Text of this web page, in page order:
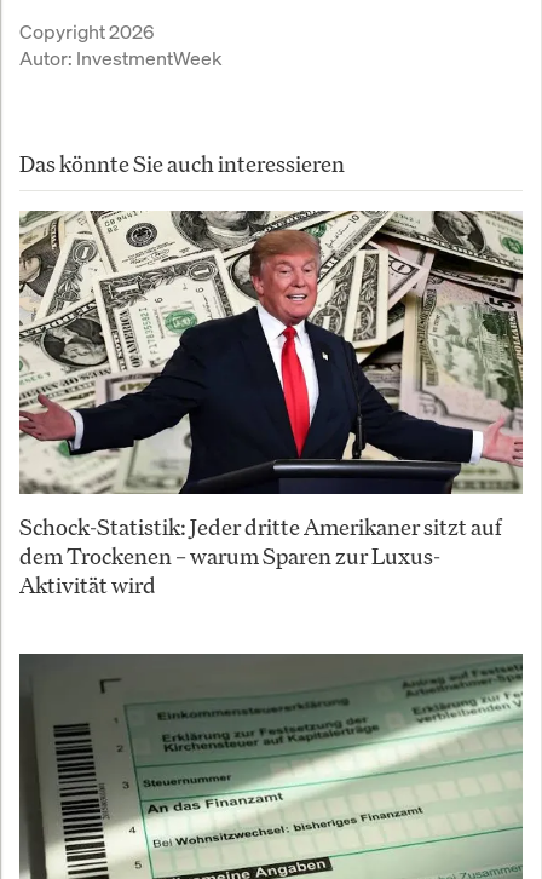
Copyright 2026
Autor: InvestmentWeek
Das könnte Sie auch interessieren
Schock-Statistik: Jeder dritte Amerikaner sitzt auf
dem Trockenen – warum Sparen zur Luxus-
Aktivität wird